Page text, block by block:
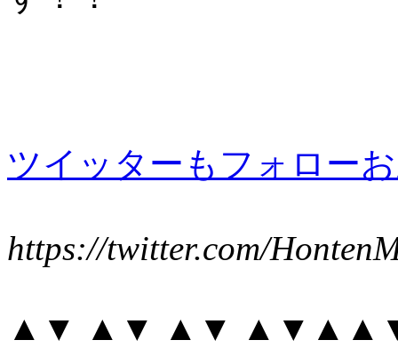
ツイッターもフォロー
https://twitter.com/
▲▼ ▲▼ ▲▼